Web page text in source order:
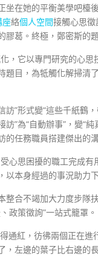
坐在她的平衡美學吧檯
座絡個人空間接觸心思徵
葛。終極，鄭密斯的
，它以專門研究的心思
目，為牴觸化解掃清
”形式變“這些千紙鶴
”為“自動辦事”，變“
的任務職員搭建傑出的
心思困擾的職工完成
以本身經過的事況助力
整合不竭加大力度步隊
政策徵詢”一站式籠罩。
通紅，彷彿兩個正在進
，左邊的葉子比右邊的